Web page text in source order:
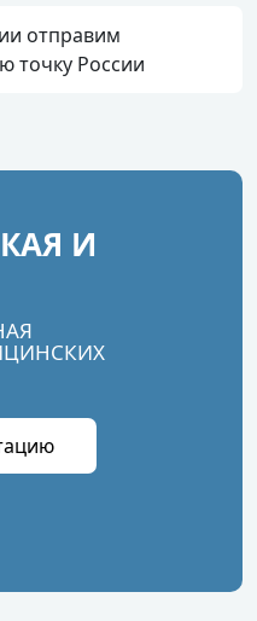
отправим
точку России
И